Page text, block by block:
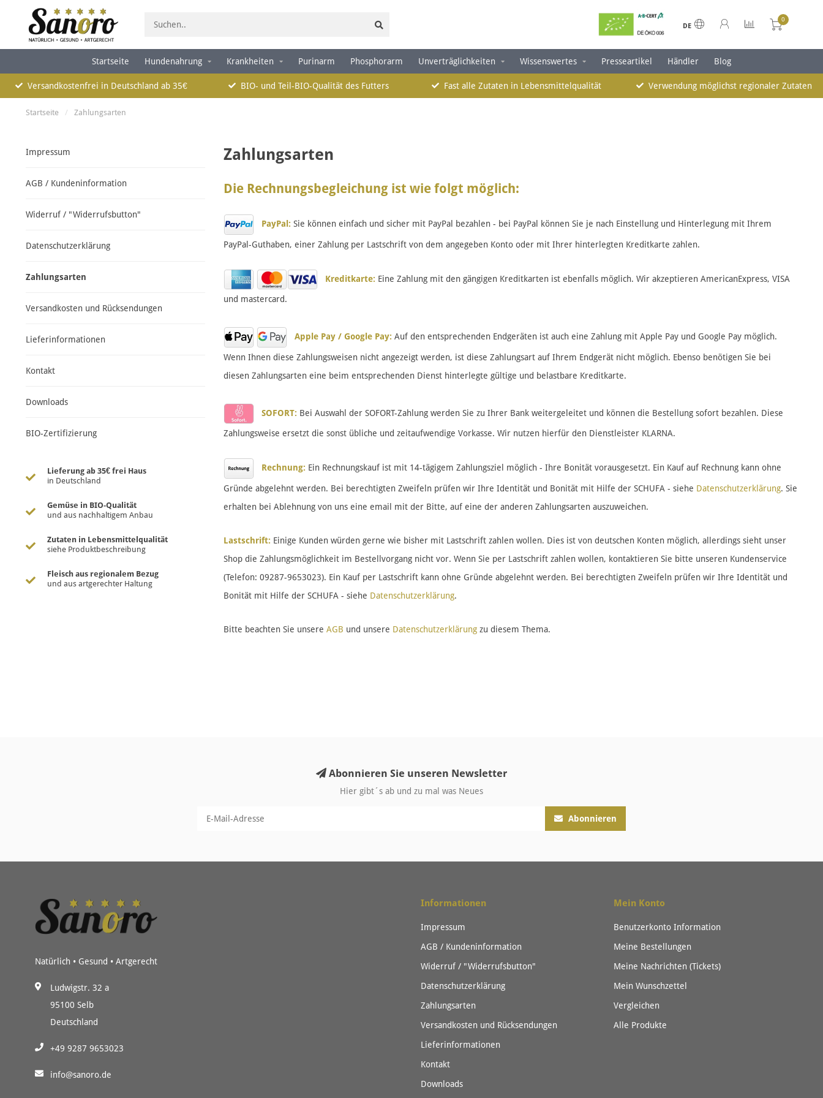
DE
0
Startseite Hundenahrung Krankheiten Purinarm Phosphorarm Unverträglichkeiten Wissenswertes Presseartikel Händler Blog
Versandkostenfrei in Deutschland ab 35€ BIO- und Teil-BIO-Qualität des Futters Fast alle Zutaten in Lebensmittelqualität Verwendung möglichst regionaler Zutaten
Startseite / Zahlungsarten
Impressum
AGB / Kundeninformation
Widerruf / "Widerrufsbutton"
Datenschutzerklärung
Zahlungsarten
Versandkosten und Rücksendungen
Lieferinformationen
Kontakt
Downloads
BIO-Zertifizierung
Lieferung ab 35€ frei Haus
in Deutschland
Gemüse in BIO-Qualität
und aus nachhaltigem Anbau
Zutaten in Lebensmittelqualität
siehe Produktbeschreibung
Fleisch aus regionalem Bezug
und aus artgerechter Haltung
Zahlungsarten
Die Rechnungsbegleichung ist wie folgt möglich:
PayPal: Sie können einfach und sicher mit PayPal bezahlen - bei PayPal können Sie je nach Einstellung und Hinterlegung mit Ihrem
PayPal-Guthaben, einer Zahlung per Lastschrift von dem angegeben Konto oder mit Ihrer hinterlegten Kreditkarte zahlen.
Kreditkarte: Eine Zahlung mit den gängigen Kreditkarten ist ebenfalls möglich. Wir akzeptieren AmericanExpress, VISA
und mastercard.
Apple Pay / Google Pay: Auf den entsprechenden Endgeräten ist auch eine Zahlung mit Apple Pay und Google Pay möglich.
Wenn Ihnen diese Zahlungsweisen nicht angezeigt werden, ist diese Zahlungsart auf Ihrem Endgerät nicht möglich. Ebenso benötigen Sie bei
diesen Zahlungsarten eine beim entsprechenden Dienst hinterlegte gültige und belastbare Kreditkarte.
SOFORT: Bei Auswahl der SOFORT-Zahlung werden Sie zu Ihrer Bank weitergeleitet und können die Bestellung sofort bezahlen. Diese
Zahlungsweise ersetzt die sonst übliche und zeitaufwendige Vorkasse. Wir nutzen hierfür den Dienstleister KLARNA.
Rechnung: Ein Rechnungskauf ist mit 14-tägigem Zahlungsziel möglich - Ihre Bonität vorausgesetzt. Ein Kauf auf Rechnung kann ohne
Gründe abgelehnt werden. Bei berechtigten Zweifeln prüfen wir Ihre Identität und Bonität mit Hilfe der SCHUFA - siehe Datenschutzerklärung. Sie
erhalten bei Ablehnung von uns eine email mit der Bitte, auf eine der anderen Zahlungsarten auszuweichen.
Lastschrift: Einige Kunden würden gerne wie bisher mit Lastschrift zahlen wollen. Dies ist von deutschen Konten möglich, allerdings sieht unser
Shop die Zahlungsmöglichkeit im Bestellvorgang nicht vor. Wenn Sie per Lastschrift zahlen wollen, kontaktieren Sie bitte unseren Kundenservice
(Telefon: 09287-9653023). Ein Kauf per Lastschrift kann ohne Gründe abgelehnt werden. Bei berechtigten Zweifeln prüfen wir Ihre Identität und
Bonität mit Hilfe der SCHUFA - siehe Datenschutzerklärung.
Bitte beachten Sie unsere AGB und unsere Datenschutzerklärungzu diesem Thema.
Abonnieren Sie unseren Newsletter
Hier gibt´s ab und zu mal was Neues
Abonnieren
Natürlich • Gesund • Artgerecht
Ludwigstr. 32 a
95100 Selb
Deutschland
+49 9287 9653023
info@sanoro.de
Informationen
Impressum
AGB / Kundeninformation
Widerruf / "Widerrufsbutton"
Datenschutzerklärung
Zahlungsarten
Versandkosten und Rücksendungen
Lieferinformationen
Kontakt
Downloads
Mein Konto
Benutzerkonto Information
Meine Bestellungen
Meine Nachrichten (Tickets)
Mein Wunschzettel
Vergleichen
Alle Produkte